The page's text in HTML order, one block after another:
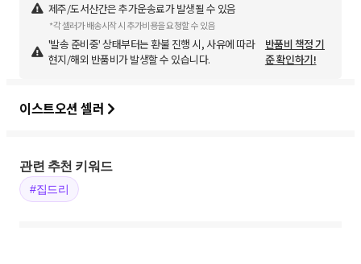
제주/도서산간은 추가운송료가 발생될 수 있음
*각 셀러가 배송시작 시 추가비용을 요청할 수 있음
'발송 준비중' 상태부터는 환불 진행 시, 사유에 따라
현지/해외 반품비가 발생할 수 있습니다.
반품비 책정 기
준 확인하기!
이스트오션 셀러
관련 추천 키워드
#집드리